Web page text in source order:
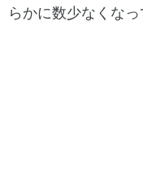
らかに数少なくな